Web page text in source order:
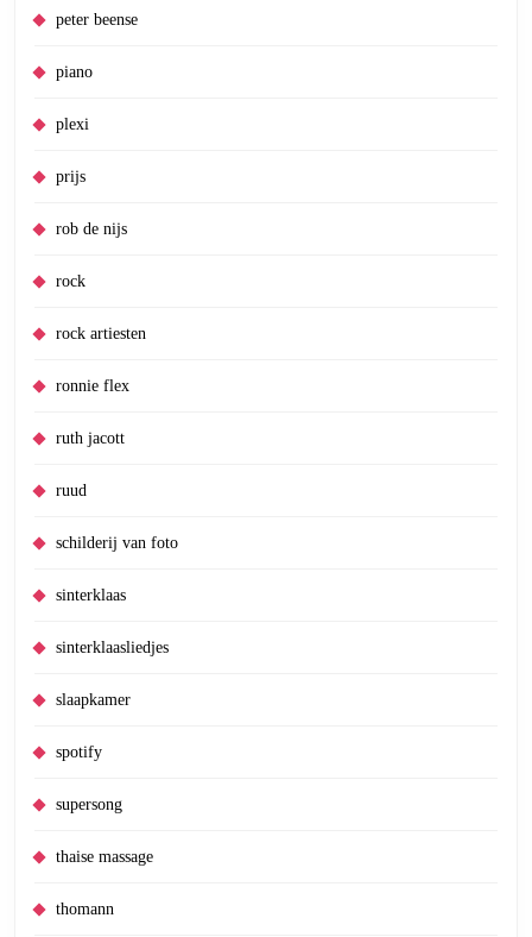
peter beense
piano
plexi
prijs
rob de nijs
rock
rock artiesten
ronnie flex
ruth jacott
ruud
schilderij van foto
sinterklaas
sinterklaasliedjes
slaapkamer
spotify
supersong
thaise massage
thomann